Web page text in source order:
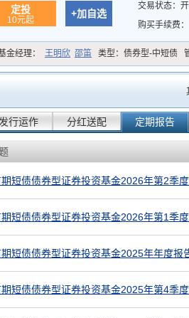
定投
10元起
+加自选
交易状态：
购买手续费：
金经理： 王明欣 邵笛 类型： 债券型-中短债
发行运作 分红送配 定期报告
短债债券型证券投资基金2026年第2季
短债债券型证券投资基金2026年第1季
短债债券型证券投资基金2025年年度报
短债债券型证券投资基金2025年第4季